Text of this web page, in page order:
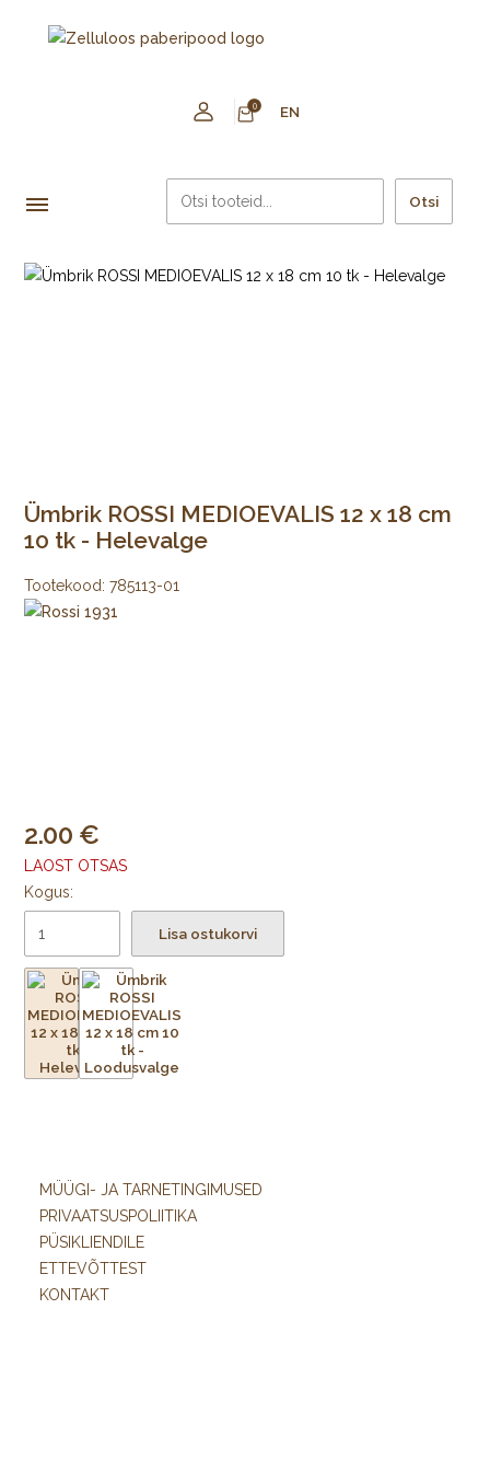
0 EN
Otsi
Ümbrik ROSSI MEDIOEVALIS 12 x 18 cm
10 tk - Helevalge
Tootekood: 785113-01
2.00
LAOST OTSAS
Kogus:
Lisa ostukorvi
MÜÜGI- JA TARNETINGIMUSED
PRIVAATSUSPOLIITIKA
PÜSIKLIENDILE
ETTEVÕTTEST
KONTAKT